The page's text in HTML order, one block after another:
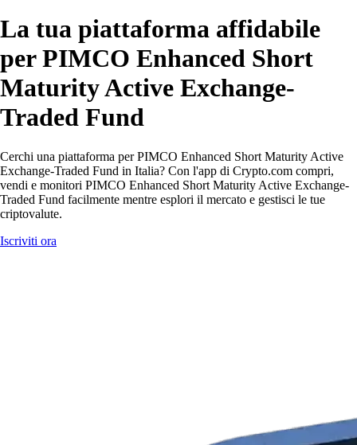
La tua piattaforma affidabile
per PIMCO Enhanced Short
Maturity Active Exchange-
Traded Fund
Cerchi una piattaforma per PIMCO Enhanced Short Maturity Active
Exchange-Traded Fund in Italia? Con l'app di Crypto.com compri,
vendi e monitori PIMCO Enhanced Short Maturity Active Exchange-
Traded Fund facilmente mentre esplori il mercato e gestisci le tue
criptovalute.
Iscriviti ora